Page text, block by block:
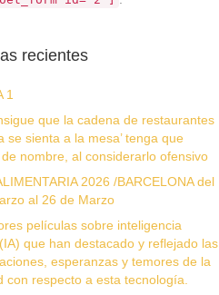
recientes
1
que la cadena de restaurantes
se sienta a la mesa’ tenga que
nombre, al considerarlo ofensivo
2026 /BARCELONA del
al 26 de Marzo
películas sobre inteligencia
que han destacado y reflejado las
esperanzas y temores de la
con respecto a esta tecnología.